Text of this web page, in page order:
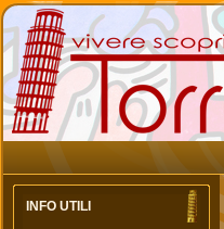
INFO UTILI